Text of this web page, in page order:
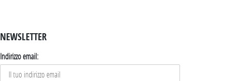
NEWSLETTER
Indirizzo email: